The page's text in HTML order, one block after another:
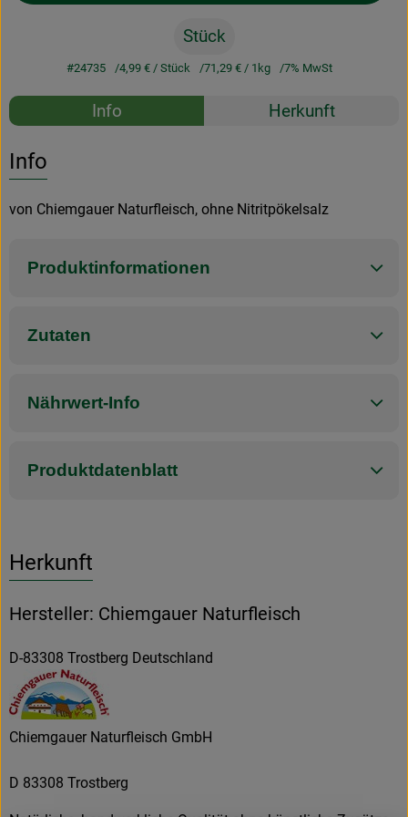
Stück
#24735 4,99 € / Stück 71,29 € / 1kg 7% MwSt
Rezepte
Info Herkunft
Info
von Chiemgauer Naturfleisch, ohne Nitritpökelsalz
Produktinformationen
Zutaten
Nährwert-Info
Produktdatenblatt
Herkunft
Hersteller: Chiemgauer Naturfleisch
D-83308 Trostberg Deutschland
Chiemgauer Naturfleisch GmbH
D 83308 Trostberg